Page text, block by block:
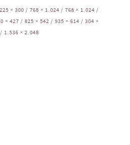
225 × 300 / 768 × 1.024 / 768 × 1.024 /
× 427 / 825 × 542 / 935 × 614 / 304 ×
/ 1.536 × 2.048